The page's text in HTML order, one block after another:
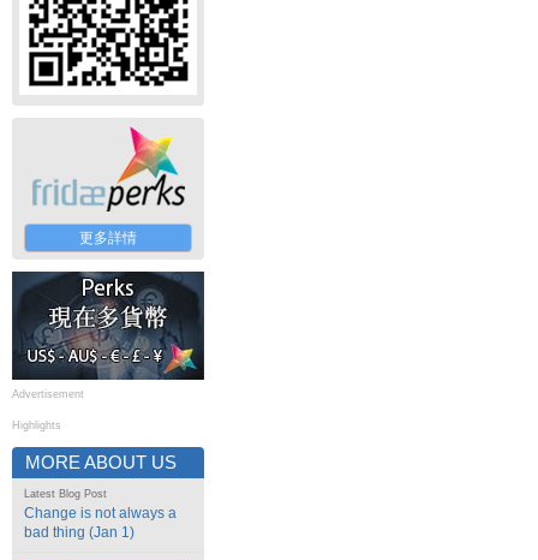
更多詳情
Advertisement
Highlights
MORE ABOUT US
Latest Blog Post
Change is not always a
bad thing (Jan 1)